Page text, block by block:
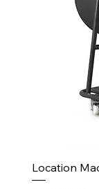
Location